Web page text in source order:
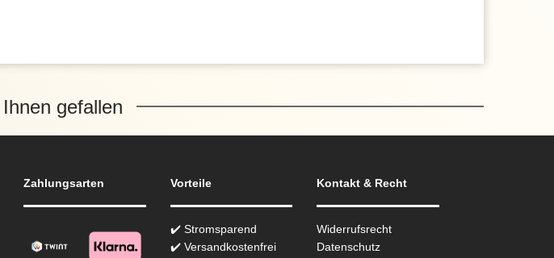
gefallen
Zahlungsarten Vorteile
✔️ Stromsparend
✔️ Versandkostenfrei
Kontakt & Recht
Widerrufsrecht
Datenschutz